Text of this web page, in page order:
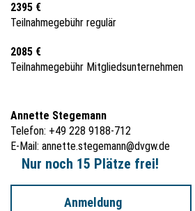
2395 €
Teilnahmegebühr regulär
2085 €
Teilnahmegebühr Mitgliedsunternehmen
Annette Stegemann
Telefon: +49 228 9188-712
E-Mail: annette.stegemann@dvgw.de
Nur noch 15 Plätze frei!
Anmeldung